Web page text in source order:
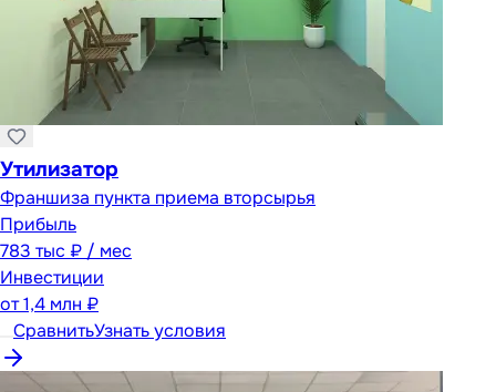
Утилизатор
Франшиза пункта приема вторсырья
Прибыль
783 тыс ₽ / мес
Инвестиции
от1,4 млн ₽
СравнитьУзнать условия